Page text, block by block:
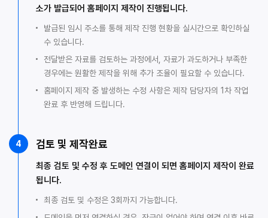
소가 발급되어 홈페이지 제작이 진행됩니다.
발급된 임시 주소를 통해 제작 진행 현황을 실시간으로 확인하실
수 있습니다.
전달받은 자료를 검토하는 과정에서, 자료가 과도하거나 부족한
경우에는 원활한 제작을 위해 추가 조율이 필요할 수 있습니다.
홈페이지 제작 중 발생하는 수정 사항은 제작 담당자의 1차 작업
완료 후 반영해 드립니다.
4 검토 및 제작완료
최종 검토 및 수정 후 도메인 연결이 되면 홈페이지 제작이 완료
됩니다.
최종 검토 및 수정은 3회까지 가능합니다.